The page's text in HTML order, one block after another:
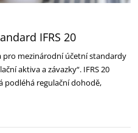
IFRS 20
pro mezinárodní účetní standardy
aktiva a závazky“. IFRS 20
podléhá regulační dohodě,